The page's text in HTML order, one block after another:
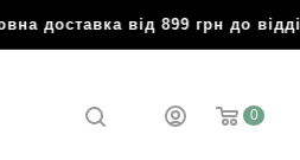
доставка від 899 грн до
0